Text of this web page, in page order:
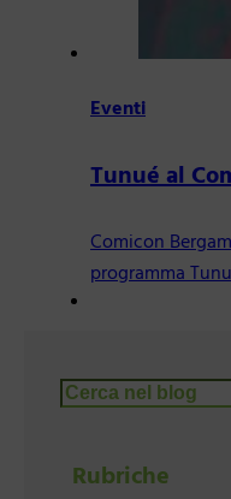
Eventi
Tunué al
Comicon
programma
Cerca
Rubriche